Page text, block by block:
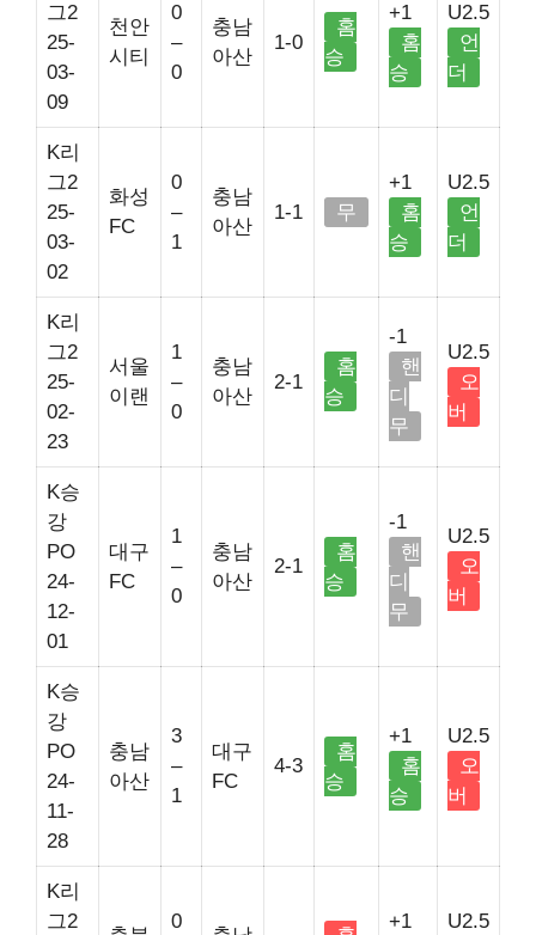
그2
25-
03-
09
천안
시티
0
–
0
충남
아산
1-0
홈
승
+1
홈
승
U2.5
언
더
K리
그2
25-
03-
02
화성
FC
0
–
1
충남
아산
1-1 무
+1
홈
승
U2.5
언
더
K리
그2
25-
02-
23
서울
이랜
1
–
0
충남
아산
2-1
홈
승
-1
핸
디
무
U2.5
오
버
K승
강
PO
24-
12-
01
대구
FC
1
–
0
충남
아산
2-1
홈
승
-1
핸
디
무
U2.5
오
버
K승
강
PO
24-
11-
28
충남
아산
3
–
1
대구
FC
4-3
홈
승
+1
홈
승
U2.5
오
버
K리
그2
0
+1
U2.5